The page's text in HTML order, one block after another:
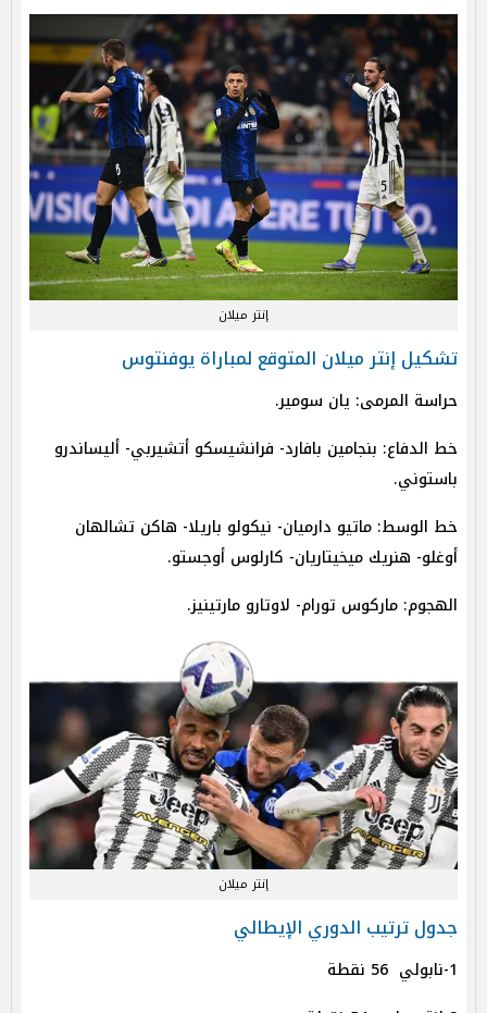
إنتر ميلان
تشكيل إنتر ميلان المتوقع لمباراة يوفنتوس
حراسة المرمى: يان سومير.
خط الدفاع: بنجامين بافارد- فرانشيسكو أتشيربي- أليساندرو
باستوني.
خط الوسط: ماتيو دارميان- نيكولو باريلا- هاكن تشالهان
أوغلو- هنريك ميخيتاريان- كارلوس أوجستو.
الهجوم: ماركوس تورام- لاوتارو مارتينيز.
إنتر ميلان
جدول ترتيب الدوري الإيطالي
1-نابولي 56 نقطة